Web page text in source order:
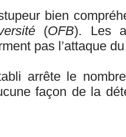
bien
(OFB). Les
pas l’attaque
arrête le
façon de la